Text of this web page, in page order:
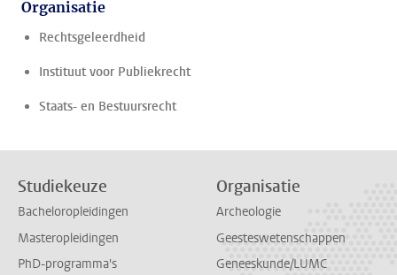
Organisatie
Rechtsgeleerdheid
Instituut voor Publiekrecht
Staats- en Bestuursrecht
Studiekeuze
Bacheloropleidingen
Masteropleidingen
PhD-programma's
Organisatie
Archeologie
Geesteswetenschappen
Geneeskunde/LUMC